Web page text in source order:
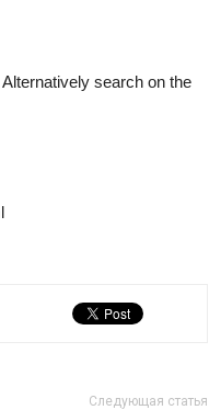
search on the
Следующая статья